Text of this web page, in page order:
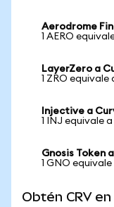
Aerodrome
1 AERO
LayerZero a
1 ZRO equivale
Injective a
1 INJ equivale a
Gnosis Token
1 GNO
Obtén CRV